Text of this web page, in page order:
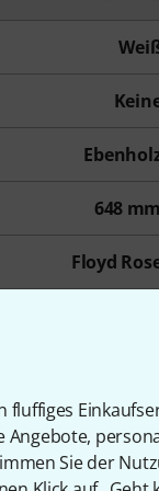
Angebote,
Sie der
648 mm
Floyd